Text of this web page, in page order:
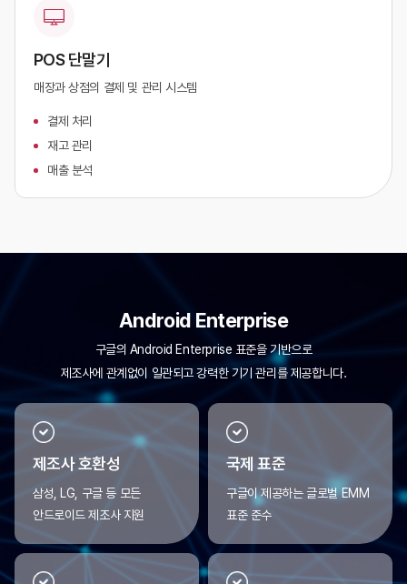
POS 단말기
매장과 상점의 결제 및 관리 시스템
결제 처리
재고 관리
매출 분석
Android Enterprise
구글의 Android Enterprise 표준을 기반으로
제조사에 관계없이 일관되고 강력한 기기 관리를 제공합니다.
제조사 호환성
삼성, LG, 구글 등 모든
안드로이드제조사 지원
국제 표준
구글이 제공하는 글로벌 EMM
표준 준수